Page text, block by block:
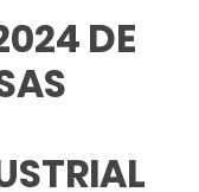
DE